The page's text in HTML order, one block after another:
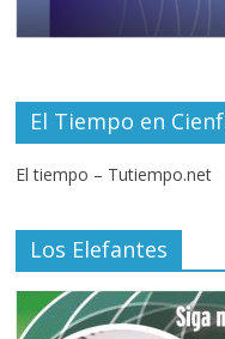
El Tiempo en
El tiempo – Tutiempo.net
Los Elefantes